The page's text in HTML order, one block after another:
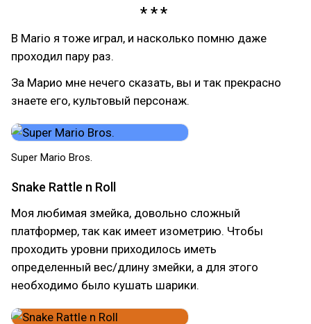
В Mario я тоже играл, и насколько помню даже
проходил пару раз.
За Марио мне нечего сказать, вы и так прекрасно
знаете его, культовый персонаж.
Super Mario Bros.
Snake Rattle n Roll
Моя любимая змейка, довольно сложный
платформер, так как имеет изометрию. Чтобы
проходить уровни приходилось иметь
определенный вес/длину змейки, а для этого
необходимо было кушать шарики.